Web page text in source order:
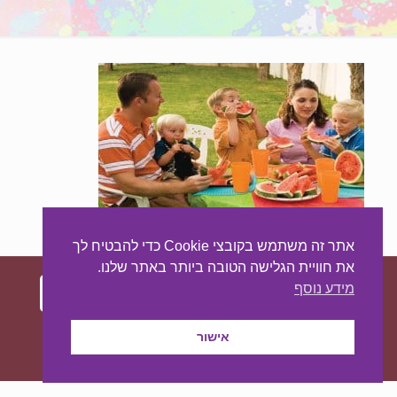
עיצוב ובניית האתר:מאסטר סייט - יצירת נוכחות
באינטרנט
אתר זה משתמש בקובצי Cookie כדי להבטיח לך
את חוויית הגלישה הטובה ביותר באתר שלנו.
מידע נוסף
אישור